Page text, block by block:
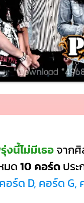
งนี้ไม่มีเธอจาก
มด10 คอร์ดปร
อร์ด D, คอร์ด